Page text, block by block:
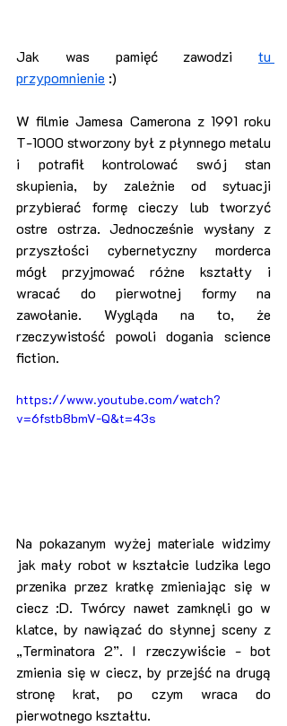
Jak was pamięć zawodzi tu
przypomnienie :)
W filmie Jamesa Camerona z 1991 roku
T-1000 stworzony był z płynnego metalu
i potrafił kontrolować swój stan
skupienia, by zależnie od sytuacji
przybierać formę cieczy lub tworzyć
ostre ostrza. Jednocześnie wysłany z
przyszłości cybernetyczny morderca
mógł przyjmować różne kształty i
wracać do pierwotnej formy na
zawołanie. Wygląda na to, że
rzeczywistość powoli dogania science
fiction.
https://www.youtube.com/watch?
v=6fstb8bmV-Q&t=43s
Na pokazanym wyżej materiale widzimy
jak mały robot w kształcie ludzika lego
przenika przez kratkę zmieniając się w
ciecz :D. Twórcy nawet zamknęli go w
klatce, by nawiązać do słynnej sceny z
„Terminatora 2”. I rzeczywiście - bot
zmienia się w ciecz, by przejść na drugą
stronę krat, po czym wraca do
pierwotnego kształtu.